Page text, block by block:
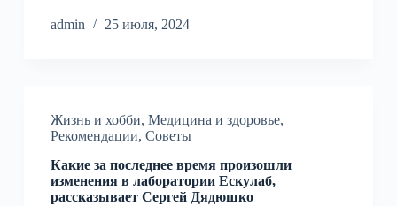
admin 25 июля, 2024
Жизнь и хобби, Медицина и здоровье,
Рекомендации, Советы
Какие за последнее время произошли
изменения в лаборатории Ескулаб,
рассказывает Сергей Дядюшко